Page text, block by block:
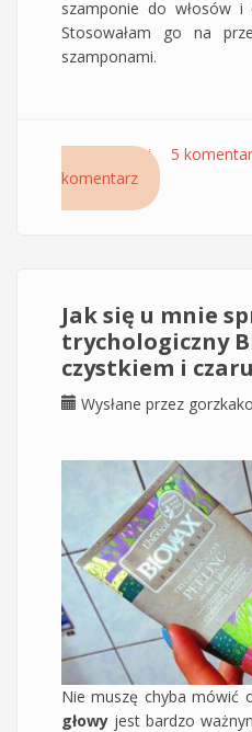
szamponie do włosów i
Stosowałam go na
szamponami.
Czytaj dalejwpis
Bellessere
włosy
5
komentarz
Jak się u mnie
trychologiczny
czystkiem i
Wysłane przez
Nie muszę chyba mówić
głowy jest bardzo